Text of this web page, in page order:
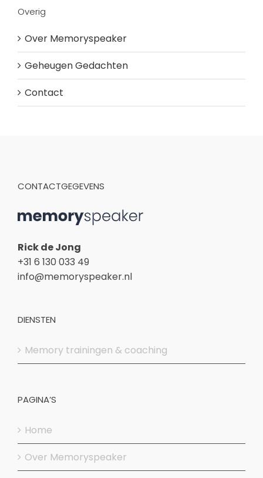
Overig
Over Memoryspeaker
Geheugen Gedachten
Contact
CONTACTGEGEVENS
Rick de Jong
+31 6 130 033 49
info@memoryspeaker.nl
DIENSTEN
Memory trainingen & coaching
PAGINA’S
Home
Over Memoryspeaker